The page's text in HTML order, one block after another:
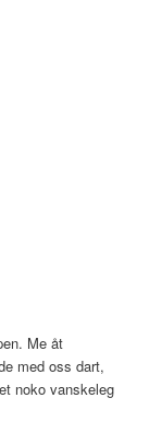
Me åt
med oss dart,
noko vanskeleg